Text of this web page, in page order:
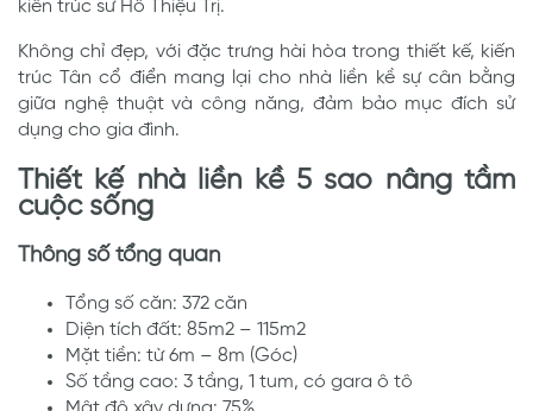
kiến trúc sư Hồ Thiệu Trị.
Không chỉ đẹp, với đặc trưng hài hòa trong thiết kế, kiến
trúc Tân cổ điển mang lại cho nhà liền kề sự cân bằng
giữa nghệ thuật và công năng, đảm bảo mục đích sử
dụng cho gia đình.
Thiết kế nhà liền kề 5 sao nâng tầm
cuộc sống
Thông số tổng quan
Tổng số căn: 372 căn
Diện tích đất: 85m2 – 115m2
Mặt tiền: từ 6m – 8m (Góc)
Số tầng cao: 3 tầng, 1 tum, có gara ô tô